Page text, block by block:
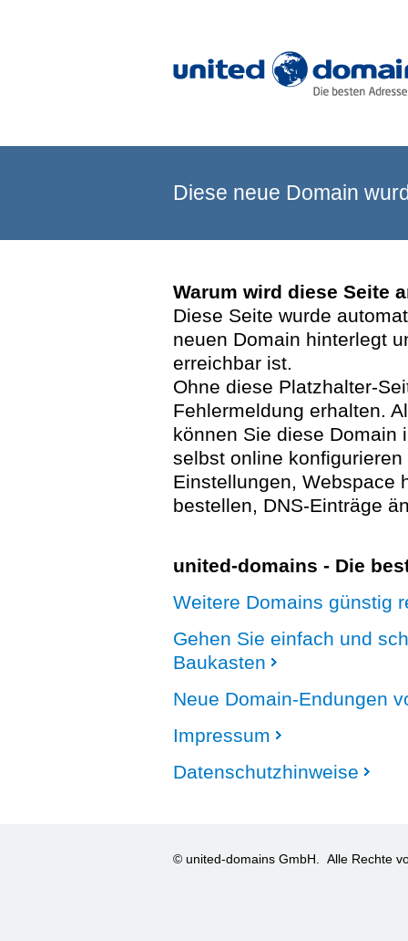
Diese neue Domain
Warum wird diese Seite
Diese Seite wurde
neuen Domain hinterlegt
erreichbar ist.
Ohne diese Platzhalter-
Fehlermeldung erhalten.
können Sie diese Domain
selbst online
Einstellungen, Webspace
bestellen, DNS-Einträge
united-domains - Die
Weitere Domains günstig
Gehen Sie einfach und
Baukasten
Neue Domain-Endungen
Impressum
Datenschutzhinweise
© united-domains GmbH. Alle Rechte